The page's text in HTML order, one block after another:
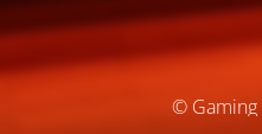
© Gaming